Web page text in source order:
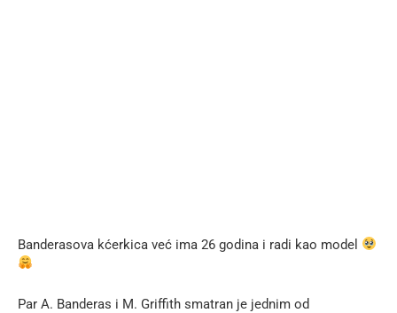
Banderasova kćerkica već ima 26 godina i radi kao model
Par A. Banderas i M. Griffith smatran je jednim od